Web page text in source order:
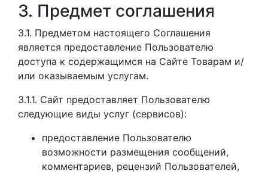
3. Предмет соглашения
3.1. Предметом настоящего Соглашения
является предоставление Пользователю
доступа к содержащимся на Сайте Товарам и/
или оказываемым услугам.
3.1.1. Сайт предоставляет Пользователю
следующие виды услуг (сервисов):
предоставление Пользователю
возможности размещения сообщений,
комментариев, рецензий Пользователей,